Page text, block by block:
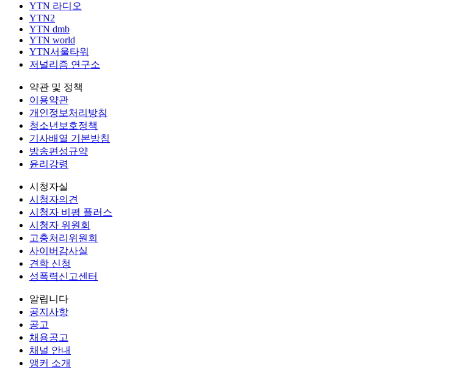
YTN 라디오
YTN2
YTN dmb
YTN world
YTN서울타워
저널리즘 연구소
약관 및 정책
이용약관
개인정보처리방침
청소년보호정책
기사배열 기본방침
방송편성규약
윤리강령
시청자실
시청자의견
시청자 비평 플러스
시청자 위원회
고충처리위원회
사이버감사실
견학 신청
성폭력신고센터
알립니다
공지사항
공고
채용공고
채널 안내
앵커 소개